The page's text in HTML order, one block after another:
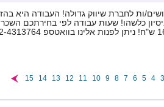
ות לחברת שיווק גדולה! העבודה היא
כלשהו! שעות עבודה לפי בחירתכם
3
4
5
6
7
8
9
10
11
12
13
14
15